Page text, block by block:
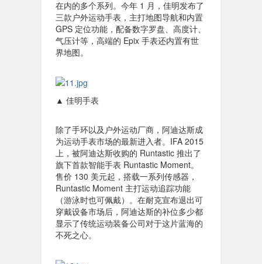
在内的多个系列。今年 1 月，佳明发布了
三款户外运动手表，主打地图导航和内置
GPS 定位功能，配备数字罗盘、高度计、
气压计等，高端的 Epix 手表还内置有世
界地图。
▲ 佳明手表
除了手环以及户外运动厂商，阿迪达斯成
为运动手表市场的最新进入者。IFA 2015
上，被阿迪达斯收购的 Runtastic 推出了
旗下首款智能手表 Runtastic Moment。
售价 130 美元起，搭载一系列传感器，
Runtastic Moment 主打运动追踪功能
（游泳时也可佩戴）。在耐克宣布退出可
穿戴设备市场后，阿迪达斯的补位多少都
显示了传统运动装备公司对于这片蓝海的
不死之心。